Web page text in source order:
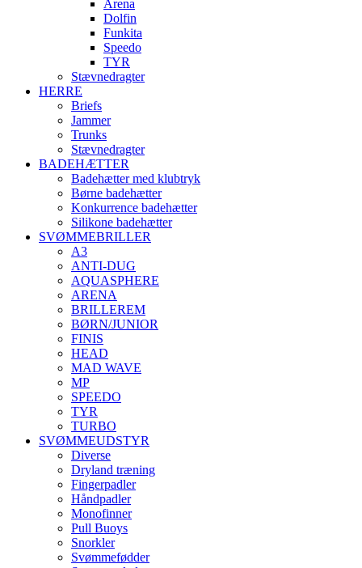
Arena
Dolfin
Funkita
Speedo
TYR
Stævnedragter
HERRE
Briefs
Jammer
Trunks
Stævnedragter
BADEHÆTTER
Badehætter med klubtryk
Børne badehætter
Konkurrence badehætter
Silikone badehætter
SVØMMEBRILLER
A3
ANTI-DUG
AQUASPHERE
ARENA
BRILLEREM
BØRN/JUNIOR
FINIS
HEAD
MAD WAVE
MP
SPEEDO
TYR
TURBO
SVØMMEUDSTYR
Diverse
Dryland træning
Fingerpadler
Håndpadler
Monofinner
Pull Buoys
Snorkler
Svømmefødder